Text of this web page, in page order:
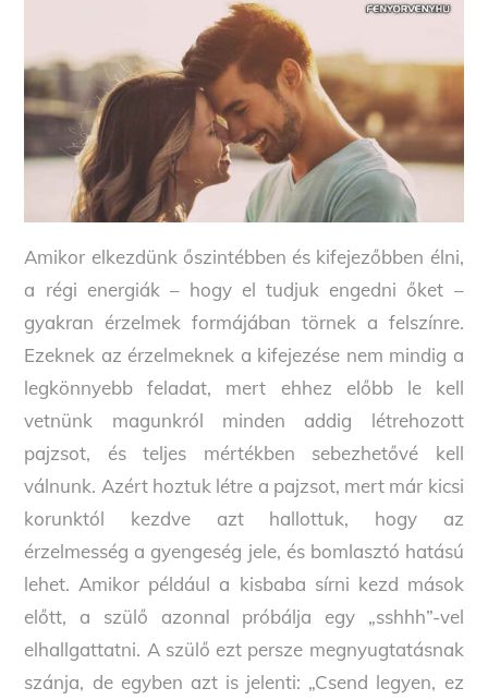
Amikor elkezdünk őszintébben és kifejezőbben élni,
a régi energiák – hogy el tudjuk engedni őket –
gyakran érzelmek formájában törnek a felszínre.
Ezeknek az érzelmeknek a kifejezése nem mindig a
legkönnyebb feladat, mert ehhez előbb le kell
vetnünk magunkról minden addig létrehozott
pajzsot, és teljes mértékben sebezhetővé kell
válnunk. Azért hoztuk létre a pajzsot, mert már kicsi
korunktól kezdve azt hallottuk, hogy az
érzelmesség a gyengeség jele, és bomlasztó hatású
lehet. Amikor például a kisbaba sírni kezd mások
előtt, a szülő azonnal próbálja egy „sshhh”-vel
elhallgattatni. A szülő ezt persze megnyugtatásnak
szánja, de egyben azt is jelenti: „Csend legyen, ez